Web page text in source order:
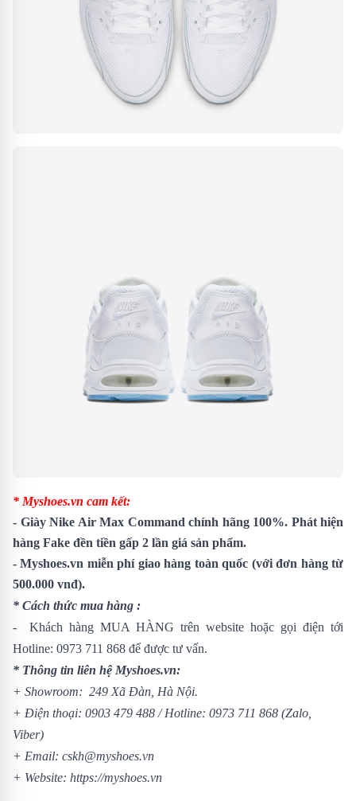
* Myshoes.vn cam kết:
- Giày Nike Air Max Command chính hãng 100%. Phát hiện
hàng Fake đền tiền gấp 2 lần giá sản phẩm.
- Myshoes.vn miễn phí giao hàng toàn quốc (với đơn hàng từ
500.000 vnđ).
* Cách thức mua hàng :
- Khách hàng MUA HÀNG trên website hoặc gọi điện tới
Hotline: 0973 711 868 để được tư vấn.
* Thông tin liên hệ Myshoes.vn:
+ Showroom: 249 Xã Đàn, Hà Nội.
+ Điện thoại: 0903 479 488 /Hotline: 0973 711 868 (Zalo,
Viber)
+ Email: cskh@myshoes.vn
+ Website: https://myshoes.vn